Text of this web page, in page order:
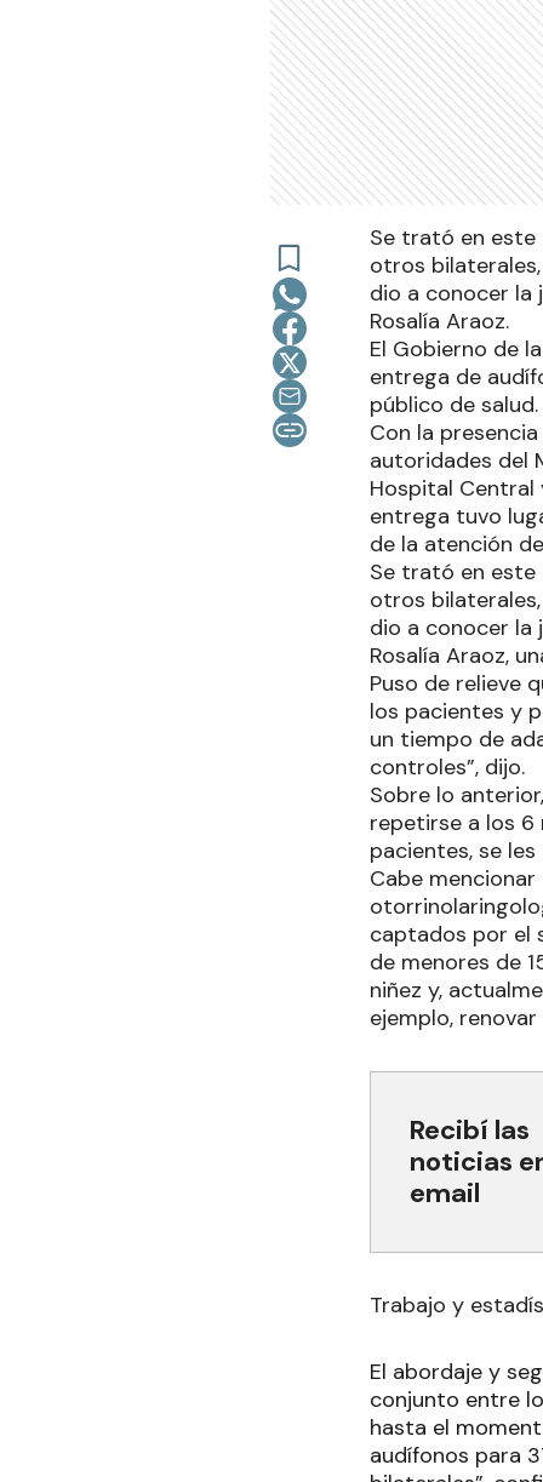
Se trató en este
otros
dio a conocer la
Rosalía Araoz.
El Gobierno de
entrega de
público de salud.
Con la
autoridades del
Hospital Central
entrega tuvo
de la atención
Se trató en este
otros
dio a conocer la
Rosalía Araoz,
Puso de relieve
los pacientes y
un tiempo de
controles”, dijo.
Sobre lo
repetirse a los 6
pacientes, se
Cabe
captados por el
de menores de
niñez y,
ejemplo,
Recibí las
noticias
email
Trabajo y
El abordaje y
conjunto entre
hasta el
audífonos para